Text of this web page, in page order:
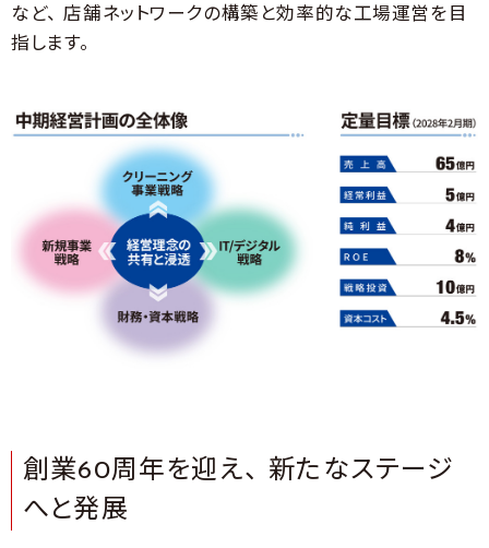
など、 店舗ネットワークの構築と効率的な工場運営を目
指します。
創業60周年を迎え、 新たなステージ
へと発展